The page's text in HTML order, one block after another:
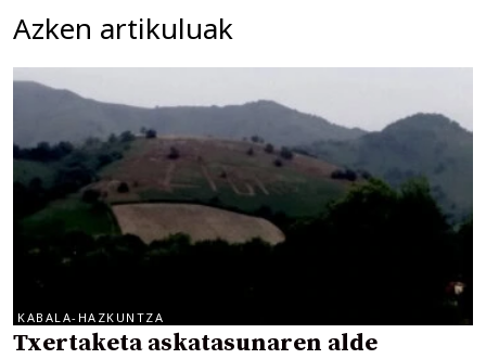
Azken artikuluak
KABALA-HAZKUNTZA
Txertaketa askatasunaren alde